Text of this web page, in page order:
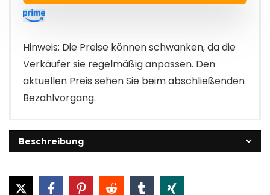
Hinweis: Die Preise können schwanken, da die
Verkäufer sie regelmäßig anpassen. Den
aktuellen Preis sehen Sie beim abschließenden
Bezahlvorgang.
Beschreibung